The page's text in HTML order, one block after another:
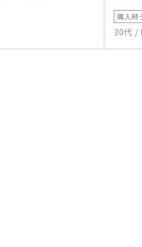
購入時
30代 /